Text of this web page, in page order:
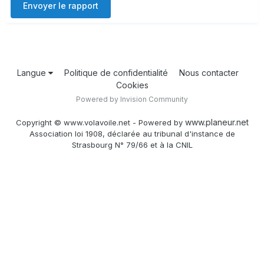
Envoyer le rapport
Langue Politique de confidentialité
Nous contacter
Cookies
Powered by Invision Community
Copyright © www.volavoile.net - Powered by www.planeur.net
Association loi 1908, déclarée au tribunal d'instance de
Strasbourg N° 79/66 et à la CNIL